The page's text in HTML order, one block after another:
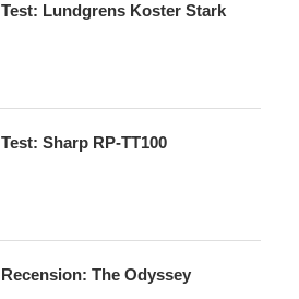
Test: Lundgrens Koster Stark
Test: Sharp RP-TT100
Recension: The Odyssey